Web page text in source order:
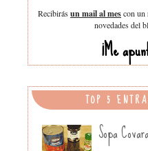
Recibirásun mail al mescon un
novedades del
¡Me
TOP 5
Sopa